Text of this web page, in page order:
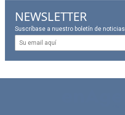
NEWSLETTER
Suscríbase a nuestro boletín de noticias